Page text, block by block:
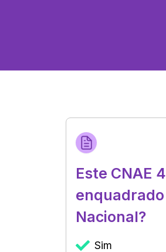
Este CNAE
Nacional?
Sim